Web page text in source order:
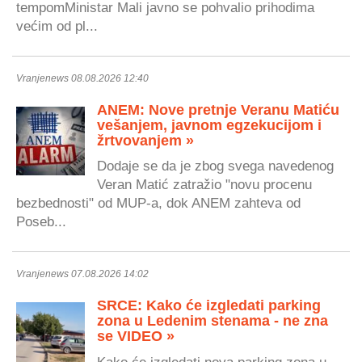
tempomMinistar Mali javno se pohvalio prihodima
većim od pl...
Vranjenews 08.08.2026 12:40
ANEM: Nove pretnje Veranu Matiću
vešanjem, javnom egzekucijom i
žrtvovanjem »
Dodaje se da je zbog svega navedenog
Veran Matić zatražio "novu procenu
bezbednosti" od MUP-a, dok ANEM zahteva od
Poseb...
Vranjenews 07.08.2026 14:02
SRCE: Kako će izgledati parking
zona u Ledenim stenama - ne zna
se VIDEO »